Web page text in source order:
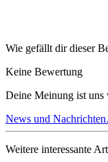
Wie gefällt dir dieser
Keine Bewertung
Deine Meinung ist uns
News und
Weitere interessante